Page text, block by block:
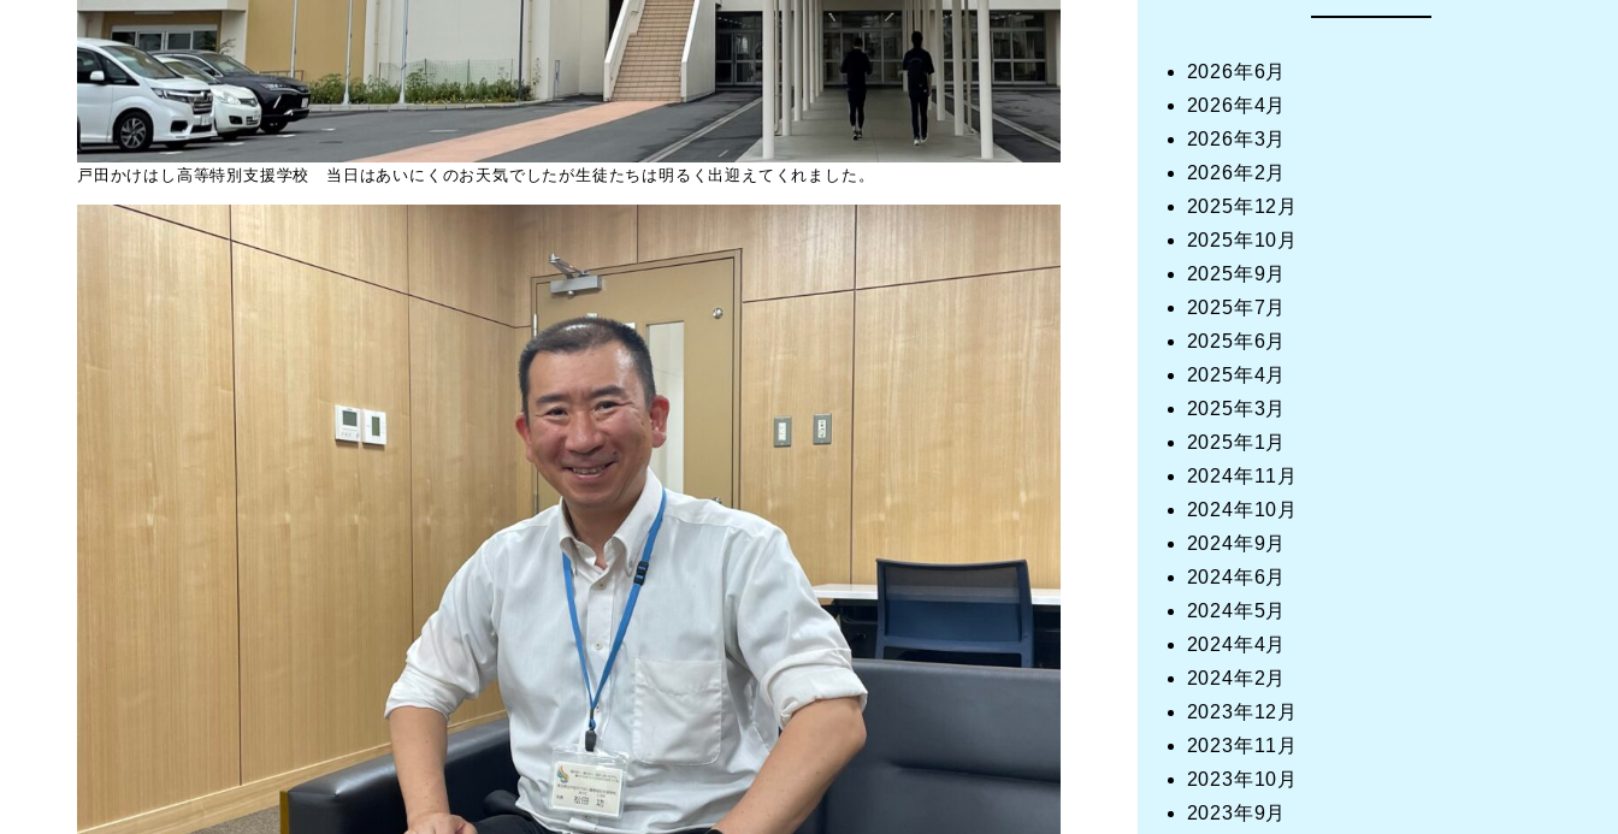
戸田かけはし高等特別支援学校 当日はあいにくのお天気でしたが生徒たちは明るく出迎えてくれました。
2026年6月
2026年4月
2026年3月
2026年2月
2025年12月
2025年10月
2025年9月
2025年7月
2025年6月
2025年4月
2025年3月
2025年1月
2024年11月
2024年10月
2024年9月
2024年6月
2024年5月
2024年4月
2024年2月
2023年12月
2023年11月
2023年10月
2023年9月